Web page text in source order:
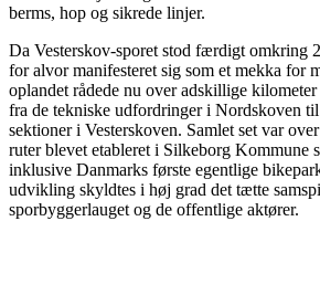
berms, hop og sikrede linjer.
Da Vesterskov-sporet stod færdigt omkring
for alvor manifesteret sig som et mekka for
oplandet rådede nu over adskillige
fra de tekniske udfordringer i Nordskoven
sektioner i Vesterskoven. Samlet set var
ruter blevet etableret i Silkeborg Kommune
inklusive Danmarks første egentlige
udvikling skyldtes i høj grad det tætte
sporbyggerlauget og de offentlige aktører.